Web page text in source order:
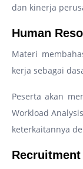
dan kinerja
Human
Materi
kerja sebagai
Peserta akan
Workload
keterkaitannya